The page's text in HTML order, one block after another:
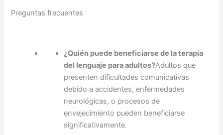
Preguntas frecuentes
¿Quién puede beneficiarse de la terapia
del lenguaje para adultos?Adultos que
presenten dificultades comunicativas
debido a accidentes, enfermedades
neurológicas, o procesos de
envejecimiento pueden beneficiarse
significativamente.